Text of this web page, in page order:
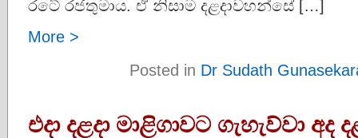
රටේ රජතුමාය. ඒ නිසාම දළදාවහන්සේ […]
More >
Posted in Dr Sudath
එදා දළදා මාළිගාවට ගැහැව්වා අද